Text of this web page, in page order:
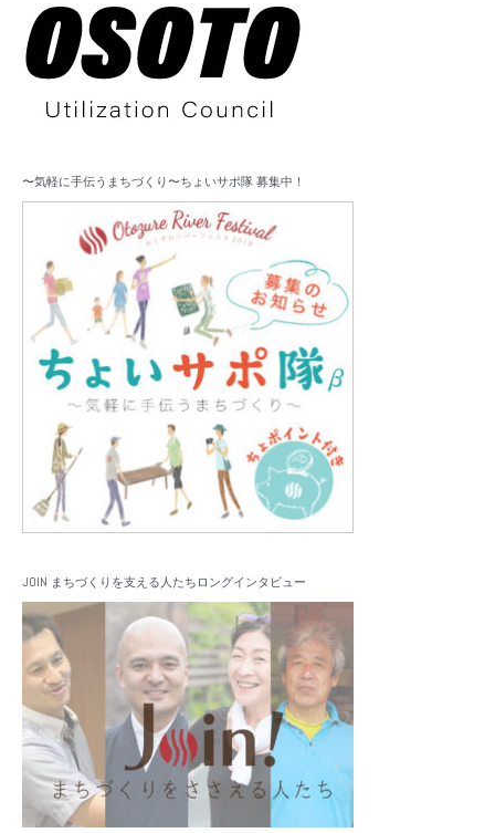
〜気軽に手伝うまちづくり〜ちょいサポ隊 募集中！
JOIN まちづくりを支える人たちロングインタビュー